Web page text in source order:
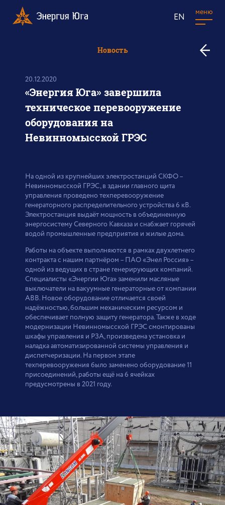
EN меню
Новость
20.12.2020
«Энергия Юга» завершила
техническое перевооружение
оборудования на
Невинномысской ГРЭС
На одной из крупнейших электростанций СКФО –
Невинномысской ГРЭС, в здании главного щита
управления проведено техперевооружение
генераторного распределительного устройства 6 кВ.
Электростанция выдаёт мощность в объединенную
энергосистему Северного Кавказа и снабжает горячей
водой промышленные предприятия и жилые дома.
Работы на объекте выполняются в рамках двухлетнего
контракта с нашим партнёром – ПАО «Энел Россия» –
одной из ведущих в стране генерирующих компаний.
Специалисты «Энергии Юга» заменили масляные
выключатели на вакуумные генераторные от компании
ABB. Новое оборудование отличается своей
надёжностью, большим механическим ресурсом и
обеспечивает полную защиту генератора. Также в ходе
модернизации Невинномысской ГРЭС смонтированы
шкафы управления и РЗА, произведена установка и
наладка автоматизированной системы управления и
диспетчеризации. На первом этапе
техперевооружения было заменено оборудование 11
присоединений, работы ещё на 6 ячейках
предусмотрены в 2021 году.